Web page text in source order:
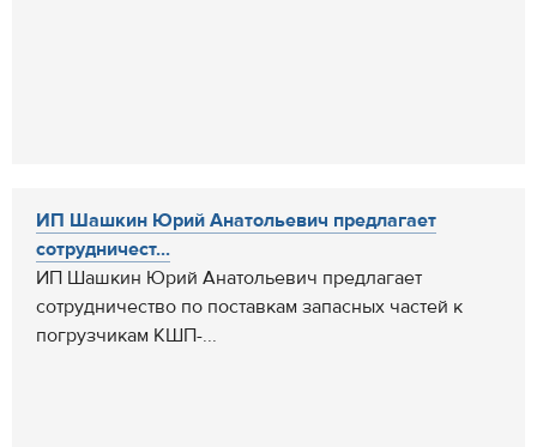
ИП Шашкин Юрий Анатольевич предлагает
сотрудничест...
ИП Шашкин Юрий Анатольевич предлагает
сотрудничество по поставкам запасных частей к
погрузчикам КШП-...